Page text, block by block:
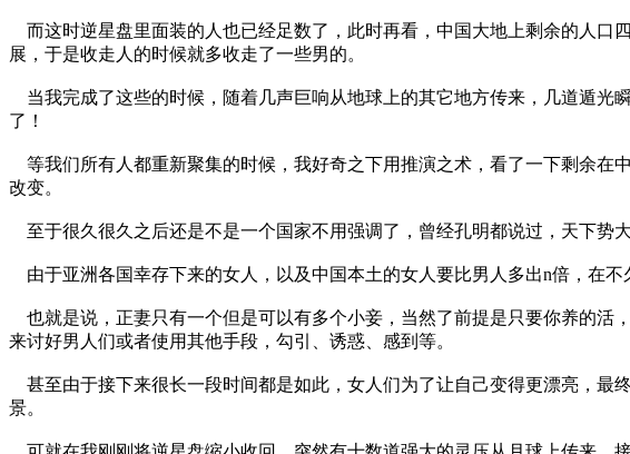
而这时逆星盘里面装的人也已经足数了，此时再看，中国大地上剩余的人口
展，于是收走人的时候就多收走了一些男的。
当我完成了这些的时候，随着几声巨响从地球上的其它地方传来，几道遁光
了！
等我们所有人都重新聚集的时候，我好奇之下用推演之术，看了一下剩余在
改变。
至于很久很久之后还是不是一个国家不用强调了，曾经孔明都说过，天下势
由于亚洲各国幸存下来的女人，以及中国本土的女人要比男人多出n倍，在
也就是说，正妻只有一个但是可以有多个小妾，当然了前提是只要你养的活
来讨好男人们或者使用其他手段，勾引、诱惑、感到等。
甚至由于接下来很长一段时间都是如此，女人们为了让自己变得更漂亮，最
景。